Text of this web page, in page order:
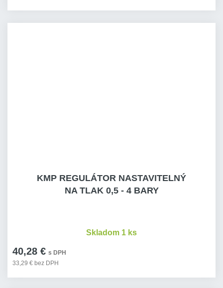
KMP REGULÁTOR NASTAVITELNÝ
NA TLAK 0,5 - 4 BARY
40,28 € s DPH
33,29 € bez DPH
Skladom 1 ks